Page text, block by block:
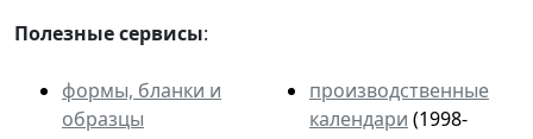
Полезные сервисы:
формы, бланки и
образцы
производственные
календари (1998-